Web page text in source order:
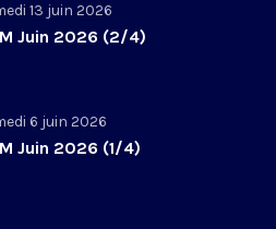
13 juin 2026
Juin 2026 (2/4)
6 juin 2026
Juin 2026 (1/4)